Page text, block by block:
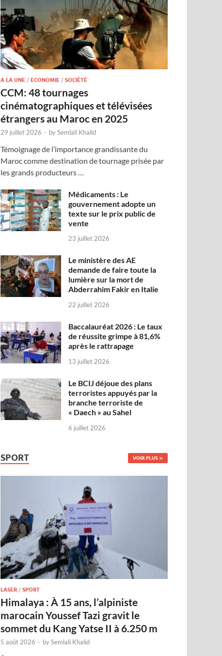
A LA UNE /ECONOMIE /SOCIÉTÉ
CCM: 48 tournages
cinématographiques et télévisées
étrangers au Maroc en 2025
29 juillet 2026 - bySemlali Khalid
Témoignage de l’importance grandissante du
Maroc comme destination de tournage prisée par
les grands producteurs …
Médicaments : Le
gouvernement adopte un
texte sur le prix public de
vente
23 juillet 2026
Le ministère des AE
demande de faire toute la
lumière sur la mort de
Abderrahim Fakir en Italie
22 juillet 2026
Baccalauréat 2026 : Le taux
de réussite grimpe à 81,6%
après le rattrapage
13 juillet 2026
Le BCIJ déjoue des plans
terroristes appuyés par la
branche terroriste de
« Daech » au Sahel
6 juillet 2026
SPORT VOIR PLUS
LASER /SPORT
Himalaya : À 15 ans, l’alpiniste
marocain Youssef Tazi gravit le
sommet du Kang Yatse II à 6.250 m
5 août 2026 - bySemlali Khalid